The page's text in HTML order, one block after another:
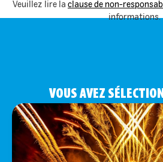
VOUS AVEZ
Veuillez lire la clause de non-
informations.